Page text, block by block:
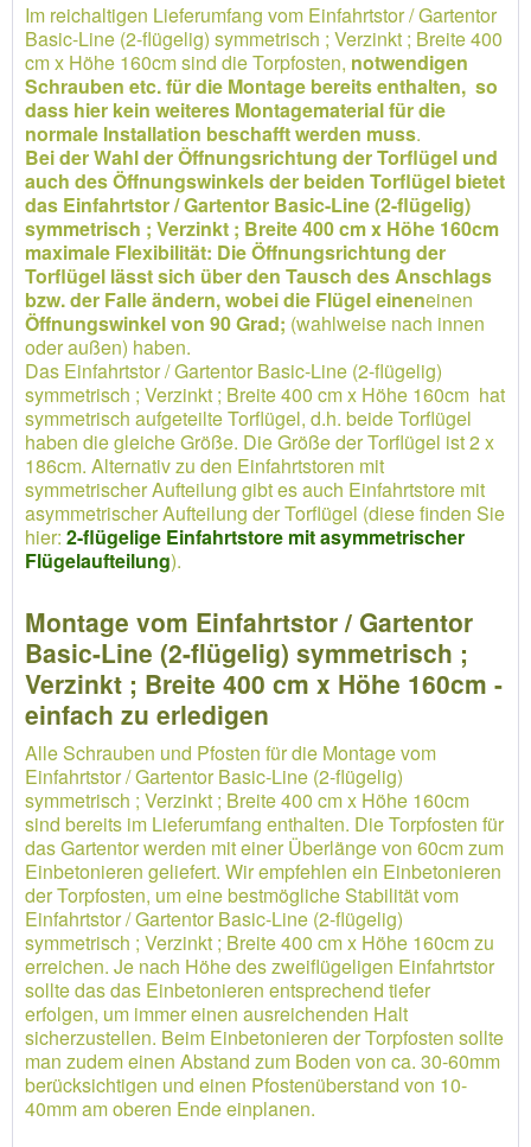
Im reichaltigen Lieferumfang vom Einfahrtstor / Gartentor
Basic-Line (2-flügelig) symmetrisch ; Verzinkt ; Breite 400
cm x Höhe 160cm sind die Torpfosten, notwendigen
Schrauben etc. für die Montage bereits enthalten, so
dass hier kein weiteres Montagematerial für die
normale Installation beschafft werden muss.
Bei der Wahl der Öffnungsrichtung der Torflügel und
auch des Öffnungswinkels der beiden Torflügel bietet
das Einfahrtstor / Gartentor Basic-Line (2-flügelig)
symmetrisch ; Verzinkt ; Breite 400 cm x Höhe 160cm
maximale Flexibilität: Die Öffnungsrichtung der
Torflügel lässt sich über den Tausch des Anschlags
bzw. der Falle ändern, wobei die Flügel eineneinen
Öffnungswinkel von 90 Grad; (wahlweise nach innen
oder außen) haben.
Das Einfahrtstor / Gartentor Basic-Line (2-flügelig)
symmetrisch ; Verzinkt ; Breite 400 cm x Höhe 160cm hat
symmetrisch aufgeteilte Torflügel, d.h. beide Torflügel
haben die gleiche Größe. Die Größe der Torflügel ist 2 x
186cm. Alternativ zu den Einfahrtstoren mit
symmetrischer Aufteilung gibt es auch Einfahrtstore mit
asymmetrischer Aufteilung der Torflügel (diese finden Sie
hier: 2-flügelige Einfahrtstore mit asymmetrischer
Flügelaufteilung).
Montage vom Einfahrtstor / Gartentor
Basic-Line (2-flügelig) symmetrisch ;
Verzinkt ; Breite 400 cm x Höhe 160cm -
einfach zu erledigen
Alle Schrauben und Pfosten für die Montage vom
Einfahrtstor / Gartentor Basic-Line (2-flügelig)
symmetrisch ; Verzinkt ; Breite 400 cm x Höhe 160cm
sind bereits im Lieferumfang enthalten. Die Torpfosten für
das Gartentor werden mit einer Überlänge von 60cm zum
Einbetonieren geliefert. Wir empfehlen ein Einbetonieren
der Torpfosten, um eine bestmögliche Stabilität vom
Einfahrtstor / Gartentor Basic-Line (2-flügelig)
symmetrisch ; Verzinkt ; Breite 400 cm x Höhe 160cm zu
erreichen. Je nach Höhe des zweiflügeligen Einfahrtstor
sollte das das Einbetonieren entsprechend tiefer
erfolgen, um immer einen ausreichenden Halt
sicherzustellen. Beim Einbetonieren der Torpfosten sollte
man zudem einen Abstand zum Boden von ca. 30-60mm
berücksichtigen und einen Pfostenüberstand von 10-
40mm am oberen Ende einplanen.